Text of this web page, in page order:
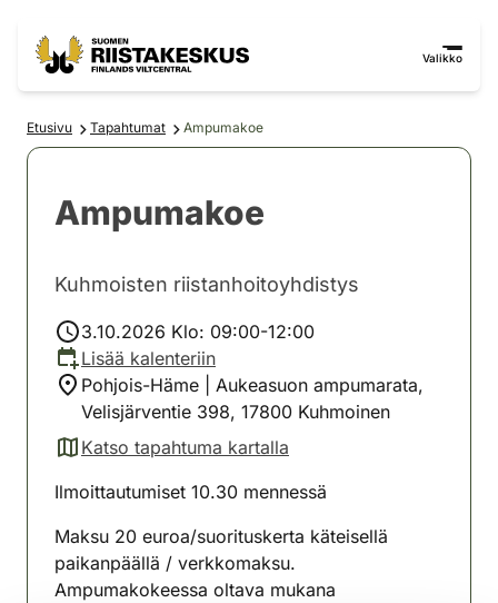
Valikko
Etusivu Tapahtumat Ampumakoe
Ampumakoe
Kuhmoisten riistanhoitoyhdistys
3.10.2026 Klo: 09:00-12:00
Lisää kalenteriin
Pohjois-Häme | Aukeasuon ampumarata,
Velisjärventie 398, 17800 Kuhmoinen
Katso tapahtuma kartalla
(avautuu uuteen välilehteen)
Ilmoittautumiset 10.30 mennessä
Maksu 20 euroa/suorituskerta käteisellä
paikanpäällä / verkkomaksu.
Ampumakokeessa oltava mukana